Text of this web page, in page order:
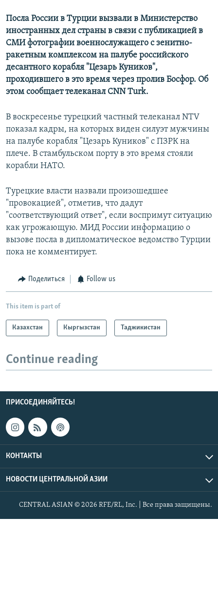
Посла России в Турции вызвали в Министерство
иностранных дел страны в связи с публикацией в
СМИ фотографии военнослужащего с зенитно-
ракетным комплексом на палубе российского
десантного корабля "Цезарь Куников",
проходившего в это время через пролив Босфор. Об
этом сообщает телеканал CNN Turk.
В воскресенье турецкий частный телеканал NTV
показал кадры, на которых виден силуэт мужчины
на палубе корабля "Цезарь Куников" с ПЗРК на
плече. В стамбульском порту в это время стояли
корабли НАТО.
Турецкие власти назвали произошедшее
"провокацией", отметив, что дадут
"соответствующий ответ", если воспримут ситуацию
как угрожающую. МИД России информацию о
вызове посла в дипломатическое ведомство Турции
пока не комментирует.
Поделиться Follow us
This item is part of
Казахстан Кыргызстан Таджикистан
Continue reading
ПРИСОЕДИНЯЙТЕСЬ!
КОНТАКТЫ
НОВОСТИ ЦЕНТРАЛЬНОЙ АЗИИ
CENTRAL ASIAN © 2026 RFE/RL, Inc. | Все права защищены.